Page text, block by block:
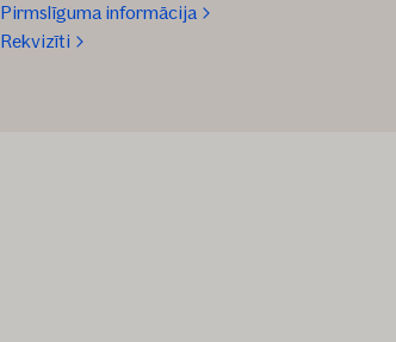
Pirmslīguma informācija
Rekvizīti